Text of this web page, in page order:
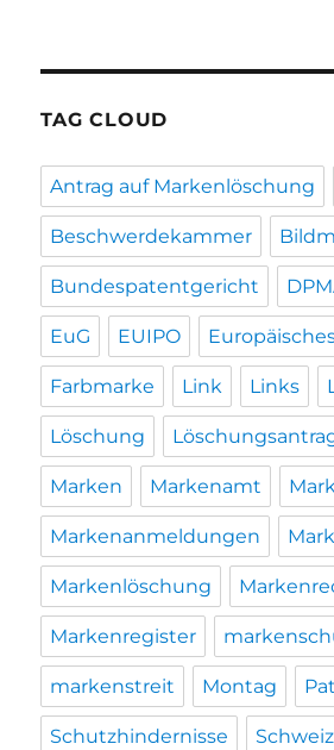
TAG CLOUD
Antrag auf Markenlöschung
Beschwerdekammer
Bundespatentgericht
EuG EUIPO
Farbmarke Link Links
Löschung
Marken Markenamt
Markenanmeldungen
Markenlöschung
Markenregister
markenstreit Montag
Schutzhindernisse Schweiz